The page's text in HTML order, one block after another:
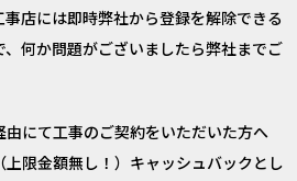
店には即時弊社から登録を解除できる
何か問題がございましたら弊社までご
にて工事のご契約をいただいた方へ
限金額無し！）キャッシュバックとし